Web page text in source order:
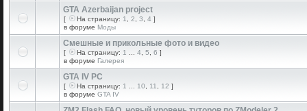
GTA Azerbaijan project
[ На страницу: 1 2 3 4 ]
в форуме Моды
Смешные и прикольные фото и видео
[ На страницу: 1 4 5 6 ]
в форуме Галерея
GTA IV PC
[ На страницу: 1 10 11 12 ]
в форуме GTA IV